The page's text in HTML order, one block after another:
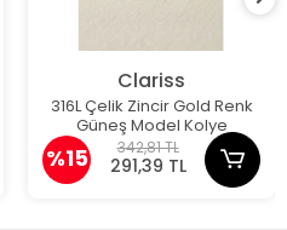
Clariss
316L Çelik Zincir Gold Renk
Güneş Model Kolye
%15 342,81 TL
291,39 TL